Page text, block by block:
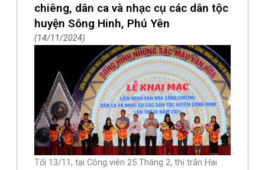
chiêng, dân ca và nhạc cụ các dân tộc
huyện Sông Hinh, Phú Yên
14/11/2024
Tối 13/11, tại Công viên 25 Tháng 2, thị trấn Hai